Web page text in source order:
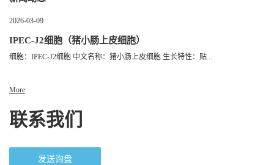
2026-03-09
IPEC-J2细胞（猪小肠上皮细胞）
细胞：IPEC-J2细胞 中文名称：猪小肠上皮细胞 生长特性：贴...
More
联系我们
发送询盘